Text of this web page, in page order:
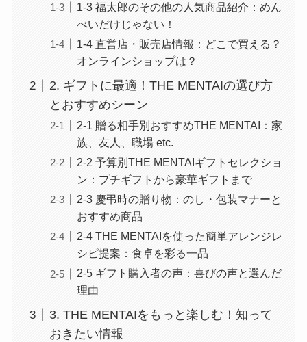
1-3 福太郎のその他の人気商品紹介：めん
べいだけじゃない！
1-4 直営店・販売店情報：どこで買える？
オンラインショップは？
2. ギフトに最適！THE MENTAIの選び方
とおすすめシーン
2-1 贈る相手別おすすめTHE MENTAI：家
族、友人、職場 etc.
2-2 予算別THE MENTAIギフトセレクショ
ン：プチギフトから豪華ギフトまで
2-3 慶弔時の贈り物：のし・包装マナーと
おすすめ商品
2-4 THE MENTAIを使った簡単アレンジレ
シピ提案：食卓を彩る一品
2-5 ギフト購入者の声：喜びの声と選んだ
理由
3. THE MENTAIをもっと楽しむ！知って
おきたい情報